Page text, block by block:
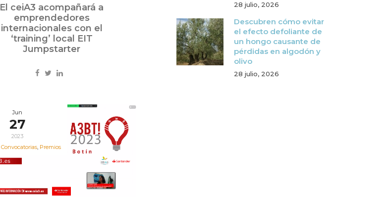
El ceiA3 acompañará a
emprendedores
internacionales con el
‘training’ local EIT
Jumpstarter
Jun
27
2023
Convocatorias, Premios
28 julio, 2026
Descubren cómo evitar
el efecto defoliante de
un hongo causante de
pérdidas en algodón y
olivo
28 julio, 2026